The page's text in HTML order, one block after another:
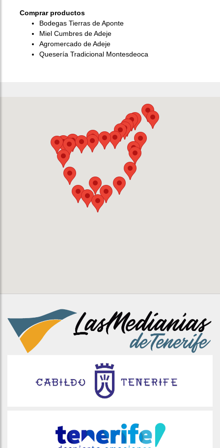
Comprar productos
Bodegas Tierras de Aponte
Miel Cumbres de Adeje
Agromercado de Adeje
Quesería Tradicional Montesdeoca